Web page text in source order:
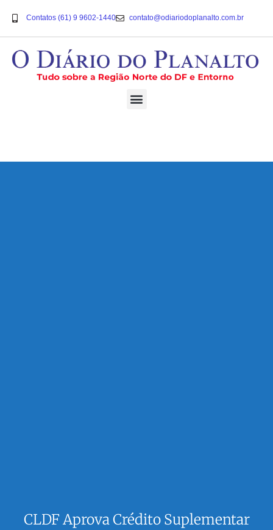
Contatos (61) 9 9602-1440 contato@odiariodoplanalto.com.br
CLDF Aprova Crédito Suplementar